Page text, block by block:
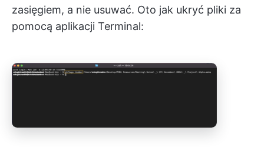
zasięgiem, a nie usuwać. Oto jak ukryć pliki za
pomocą aplikacji Terminal: